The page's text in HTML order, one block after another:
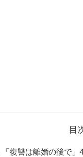
目
「復讐は離婚の後で